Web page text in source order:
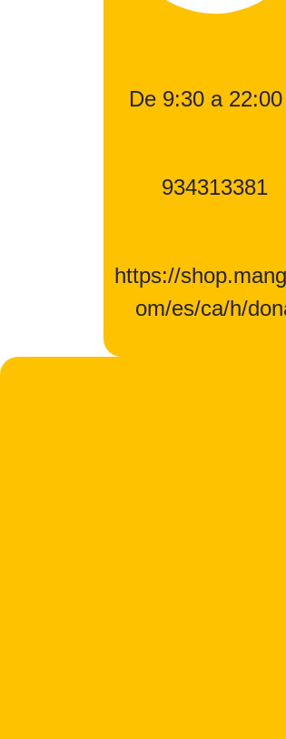
De 9:30 a
934313381
https://
om/es/ca/h/